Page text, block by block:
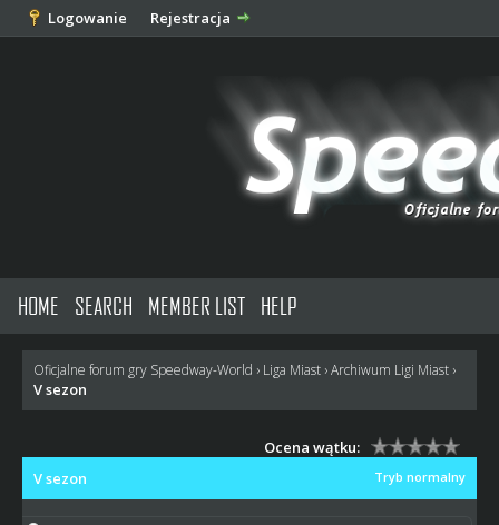
Logowanie Rejestracja
HOME SEARCH MEMBER LIST HELP
Oficjalne forum gry Speedway-World › Liga Miast›Archiwum Ligi Miast ›
V sezon
Ocena wątku:
Tryb normalny
V sezon